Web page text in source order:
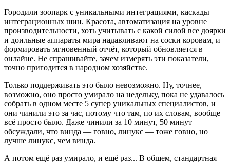
Городили зоопарк с уникальными интеграциями, каскады
интеграционных шин. Красота, автоматизация на уровне
производительности, хоть учитывать с какой силой все доярки
и доильные аппараты мира надавливают на соски коровам, и
формировать мгновенный отчёт, который обновляется в
онлайне. Не спрашивайте, зачем измерять эти показатели,
точно пригодится в народном хозяйстве.
Только поддерживать это было невозможно. Ну, точнее,
возможно, оно просто умирало на недельку, пока не удавалось
собрать в одном месте 5 супер уникальных специалистов, и
они чинили это за час, потому что там, по их словам, вообще
всё просто было. Даже чинили за 10 минут, 50 минут
обсуждали, что винда — говно, линукс — тоже говно, но
лучше линукс, чем винда.
А потом ещё раз умирало, и ещё раз... В общем, стандартная